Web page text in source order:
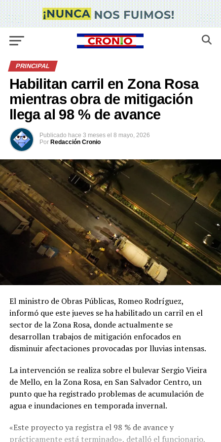
PRINCIPAL
Habilitan carril en Zona Rosa
mientras obra de mitigación
llega al 98 % de avance
Publicado hace 3 meses el 8 mayo, 2026
Por Redacción Cronio
El ministro de Obras Públicas, Romeo Rodríguez,
informó que este jueves se ha habilitado un carril en el
sector de la Zona Rosa, donde actualmente se
desarrollan trabajos de mitigación enfocados en
disminuir afectaciones provocadas por lluvias intensas.
La intervención se realiza sobre el bulevar Sergio Vieira
de Mello, en la Zona Rosa, en San Salvador Centro, un
punto que ha registrado problemas de acumulación de
agua e inundaciones en temporada invernal.
«Este proyecto ya registra el 98 % de avance y
prácticamente está terminado», detalló el funcionario,